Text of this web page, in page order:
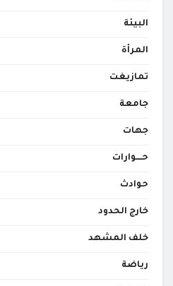
البيئة
المرأة
تمازيغت
جامعة
جهات
حــــوارات
حوادث
خارج الحدود
خلف المشهد
رياضة